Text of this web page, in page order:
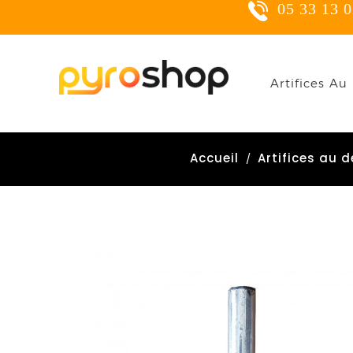
05 33 13
Artifices Au
Accueil Artifices au